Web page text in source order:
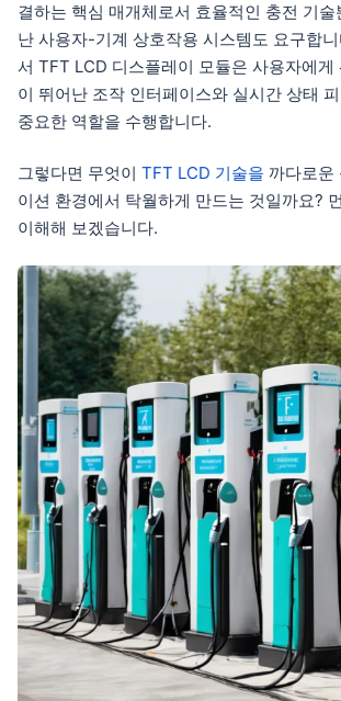
결하는 핵심 매개체로서 효율적인 충전 기술
난 사용자-기계 상호작용 시스템도 요구합
서 TFT LCD 디스플레이 모듈은 사용자에게
이 뛰어난 조작 인터페이스와 실시간 상태
중요한 역할을 수행합니다.
그렇다면 무엇이 TFT LCD 기술을 까다로운
이션 환경에서 탁월하게 만드는 것일까요?
이해해 보겠습니다.